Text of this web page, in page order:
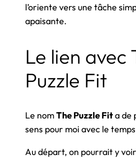
l’oriente vers une tâche
apaisante.
Le lien avec
Puzzle Fit
Le nomThe Puzzle Fita de
sens pour moi avec le
Au départ, on pourrait y